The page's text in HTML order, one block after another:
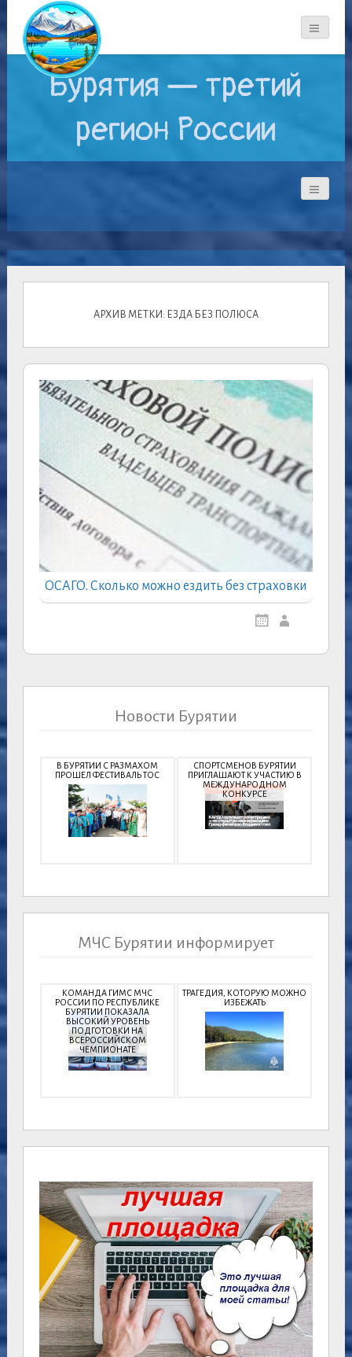
Бурятия — третий
регион России
АРХИВ МЕТКИ: ЕЗДА БЕЗ ПОЛЮСА
ОСАГО. Сколько можно ездить без страховки
Новости Бурятии
В БУРЯТИИ С РАЗМАХОМ
ПРОШЕЛ ФЕСТИВАЛЬ ТОС
СПОРТСМЕНОВ БУРЯТИИ
ПРИГЛАШАЮТ К УЧАСТИЮ В
МЕЖДУНАРОДНОМ
КОНКУРСЕ
МЧС Бурятии информирует
КОМАНДА ГИМС МЧС
РОССИИ ПО РЕСПУБЛИКЕ
БУРЯТИИ ПОКАЗАЛА
ВЫСОКИЙ УРОВЕНЬ
ПОДГОТОВКИ НА
ВСЕРОССИЙСКОМ
ЧЕМПИОНАТЕ
ТРАГЕДИЯ, КОТОРУЮ МОЖНО
ИЗБЕЖАТЬ